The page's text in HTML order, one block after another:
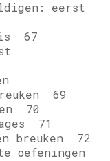
eerst
67
69
70
71
breuken 72